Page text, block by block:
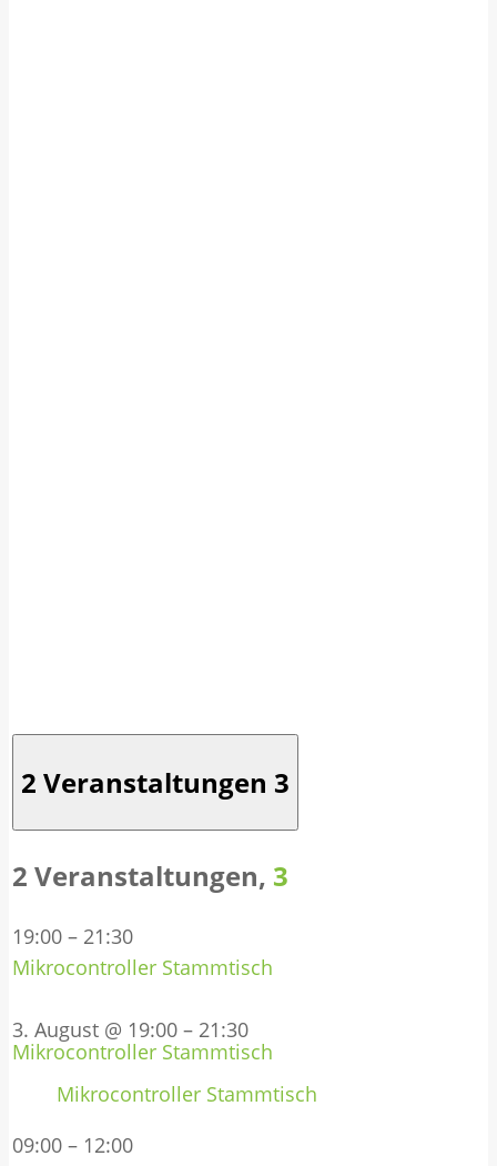
2 Veranstaltungen 3
2 Veranstaltungen, 3
19:00 – 21:30
Mikrocontroller Stammtisch
3. August @ 19:00 – 21:30
Mikrocontroller Stammtisch
Mikrocontroller Stammtisch
09:00 – 12:00